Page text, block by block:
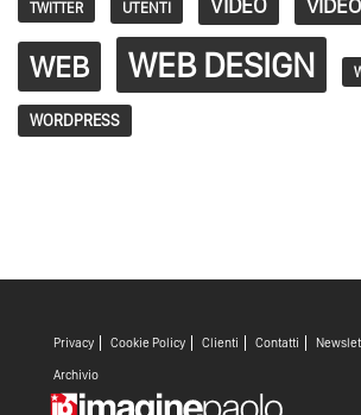
TWITTER UTENTI VIDEO
WEB WEB DESIGN
WORDPRESS
Privacy Cookie Policy Clienti Contatti
Archivio